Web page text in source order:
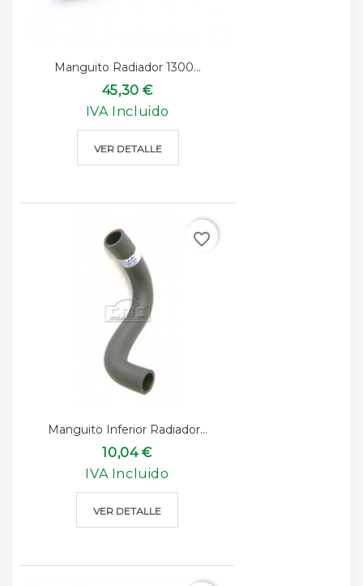
Manguito Radiador 1300...
45,30 €
IVA Incluido
VER DETALLE
Manguito Inferior Radiador...
10,04 €
IVA Incluido
VER DETALLE
favorite_border